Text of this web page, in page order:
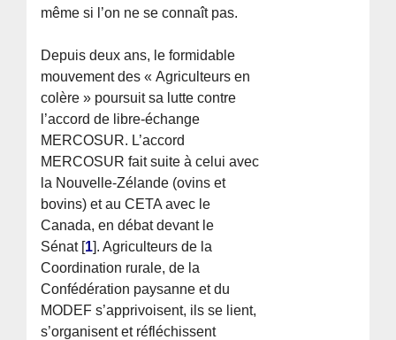
même si l’on ne se connaît pas.
Depuis deux ans, le formidable
mouvement des « Agriculteurs en
colère » poursuit sa lutte contre
l’accord de libre-échange
MERCOSUR. L’accord
MERCOSUR fait suite à celui avec
la Nouvelle-Zélande (ovins et
bovins) et au CETA avec le
Canada, en débat devant le
Sénat[1]. Agriculteurs de la
Coordination rurale, de la
Confédération paysanne et du
MODEF s’apprivoisent, ils se lient,
s’organisent et réfléchissent